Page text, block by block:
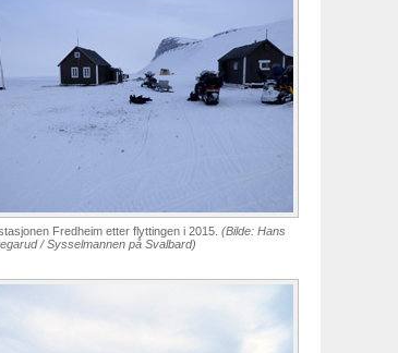
Fredheim etter flyttingen i 2015. (Bilde: Hans
/ Sysselmannen på Svalbard)